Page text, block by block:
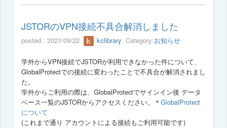
JSTORのVPN接続不具合解消しました
posted : 2021/09/22 kclibrary Category:お知らせ
学外からVPN接続でJSTORが利用できなかった件について、
GlobalProtectでの接続に変わったことで不具合が解消されまし
た。
学外からご利用の際は、GlobalProtectでサインイン後 データ
ベース一覧のJSTORからアクセスください。
＊ GlobalProtect
について
(これまで通り アカウントによる接続もご利用可能です)